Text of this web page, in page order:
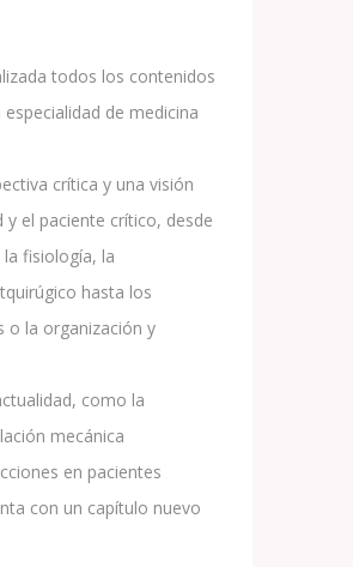
todos los contenidos
de medicina
crítica y una visión
el paciente crítico, desde
fisiología, la
hasta los
o la organización y
como la
mecánica
en pacientes
con un capítulo nuevo